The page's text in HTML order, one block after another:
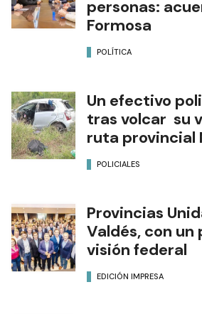
personas:
Formosa
POLÍTICA
Un efectivo
tras volcar su
ruta provincial
POLICIALES
Provincias
Valdés, con un
visión federal
EDICIÓN IMPRESA